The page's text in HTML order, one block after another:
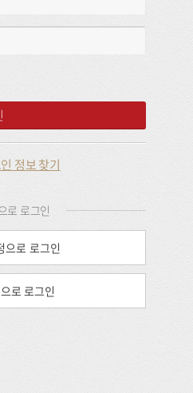
정보 찾기
로 로그인
으로 로그인
로 로그인